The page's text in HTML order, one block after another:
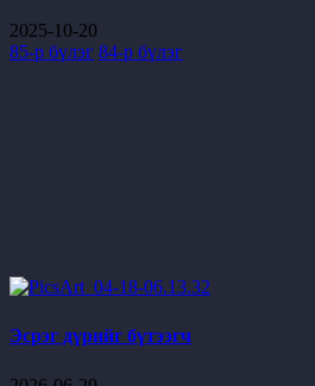
2025-10-20
85-р бүлэг 84-р бүлэг
Эсрэг дүрийг бүтээгч